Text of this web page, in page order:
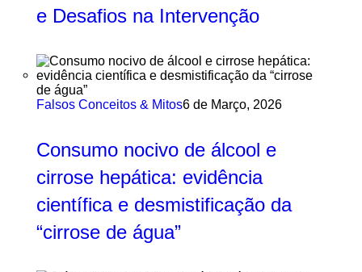
e Desafios na Intervenção
Falsos Conceitos & Mitos6 de Março, 2026
Consumo nocivo de álcool e
cirrose hepática: evidência
científica e desmistificação da
“cirrose de água”